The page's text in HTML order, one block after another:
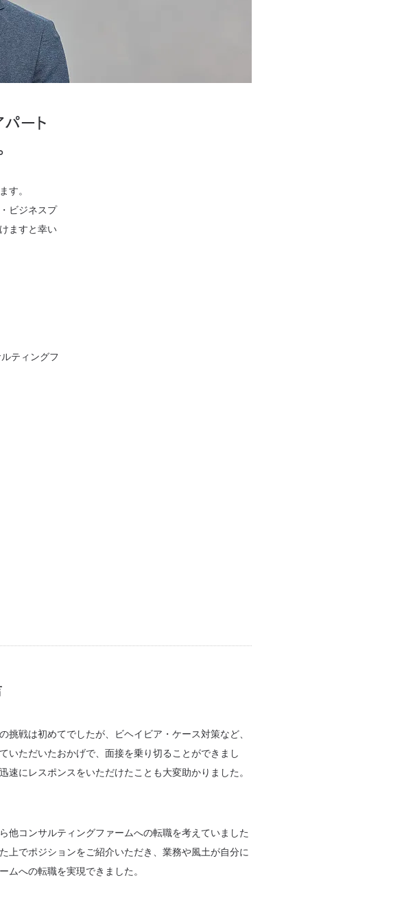
ート
す。
ビジネスプ
ますと幸い
ティングフ
挑戦は初めてでしたが、ビヘイビア・ケース対策など、
いただいたおかげで、面接を乗り切ることができまし
速にレスポンスをいただけたことも大変助かりました。
他コンサルティングファームへの転職を考えていました
上でポジションをご紹介いただき、業務や風土が自分に
ムへの転職を実現できました。